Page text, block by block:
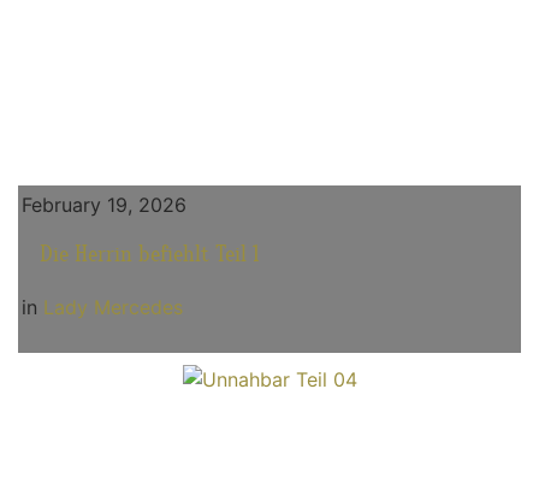
February 19, 2026
Die Herrin befiehlt Teil 1
in Lady Mercedes